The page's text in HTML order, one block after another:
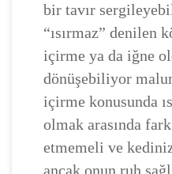
bir tavır
“ısırmaz” denilen
içirme ya da iğne
dönüşebiliyor
içirme konusunda
olmak arasında
etmemeli ve
ancak onun ruh